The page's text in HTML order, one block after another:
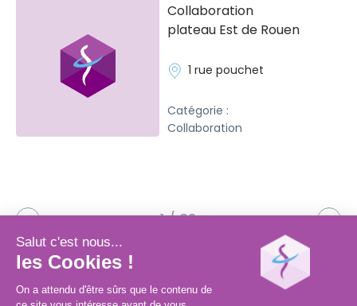
Collaboration
plateau Est de Rouen
1 rue pouchet
Catégorie :
Collaboration
1 / 32